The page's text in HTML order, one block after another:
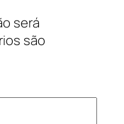
será
são